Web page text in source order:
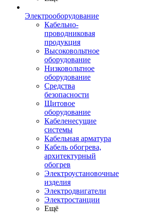
Электрооборудование
Кабельно-
проводниковая
продукция
Высоковольтное
оборудование
Низковольтное
оборудование
Средства
безопасности
Щитовое
оборудование
Кабеленесущие
системы
Кабельная арматура
Кабель обогрева,
архитектурный
обогрев
Электроустановочные
изделия
Электродвигатели
Электростанции
Ещё